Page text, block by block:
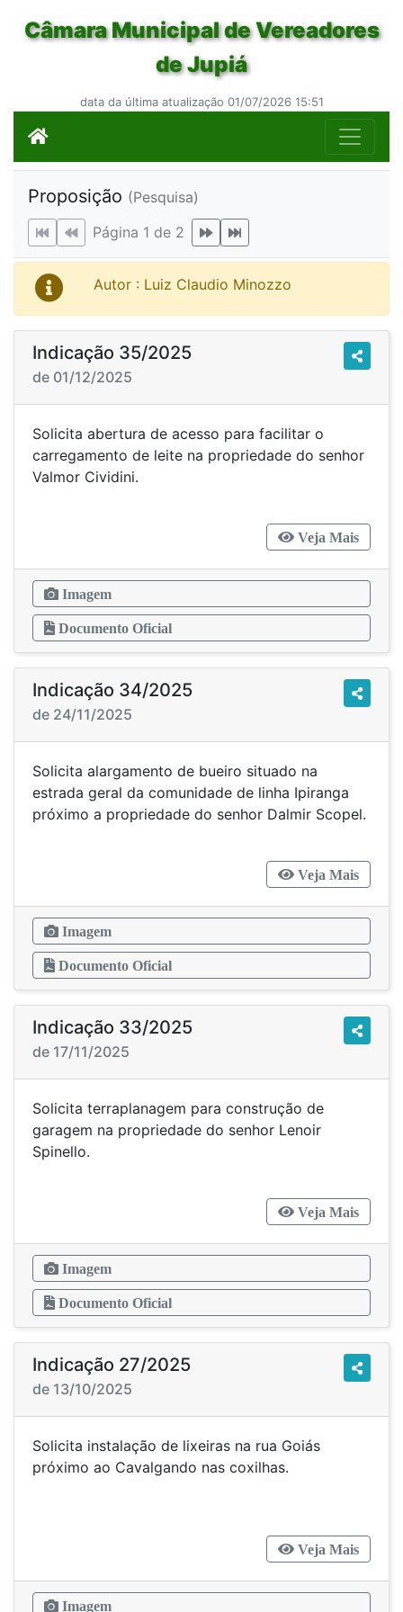
Câmara Municipal de Vereadores
de Jupiá
data da última atualização 01/07/2026 15:51
Proposição (Pesquisa)
Página 1 de 2
Autor : Luiz Claudio Minozzo
Indicação 35/2025
de 01/12/2025
Solicita abertura de acesso para facilitar o
carregamento de leite na propriedade do senhor
Valmor Cividini.
Veja Mais
Imagem
Documento Oficial
Indicação 34/2025
de 24/11/2025
Solicita alargamento de bueiro situado na
estrada geral da comunidade de linha Ipiranga
próximo a propriedade do senhor Dalmir Scopel.
Veja Mais
Imagem
Documento Oficial
Indicação 33/2025
de 17/11/2025
Solicita terraplanagem para construção de
garagem na propriedade do senhor Lenoir
Spinello.
Veja Mais
Imagem
Documento Oficial
Indicação 27/2025
de 13/10/2025
Solicita instalação de lixeiras na rua Goiás
próximo ao Cavalgando nas coxilhas.
Veja Mais
Imagem